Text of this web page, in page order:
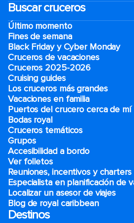
Buscar cruceros
Último momento
Fines de semana
Black Friday y Cyber Monday
Cruceros de vacaciones
Cruceros 2025-2026
Cruising guides
Los cruceros más grandes
Vacaciones en familia
Puertos del crucero cerca de mí
Bodas royal
Cruceros temáticos
Grupos
Accesibilidad a bordo
Ver folletos
Reuniones, incentivos y charters​
Especialista en planificación de
Localizar un asesor de viajes
Blog de royal caribbean
Destinos